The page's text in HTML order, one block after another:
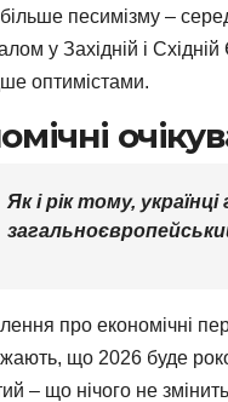
песимізму –
у Західній і
оптимістами.
Як і рік тому,
про економічні
що 2026 буде
– що нічого не